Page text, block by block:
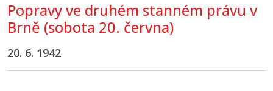
Popravy ve druhém stanném právu v
Brně (sobota 20. června)
20. 6. 1942